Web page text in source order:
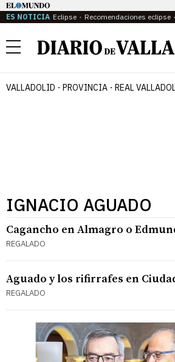
ES NOTICIA Eclipse Recomendaciones eclipse
Menú
VALLADOLID PROVINCIA REAL
IGNACIO AGUADO
Cagancho en Almagro o
REGALADO
Aguado y los rifirrafes en
REGALADO